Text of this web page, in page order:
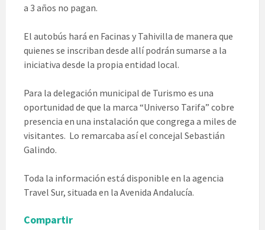
a 3 años no pagan.
El autobús hará en Facinas y Tahivilla de manera que
quienes se inscriban desde allí podrán sumarse a la
iniciativa desde la propia entidad local.
Para la delegación municipal de Turismo es una
oportunidad de que la marca “Universo Tarifa” cobre
presencia en una instalación que congrega a miles de
visitantes. Lo remarcaba así el concejal Sebastián
Galindo.
Toda la información está disponible en la agencia
Travel Sur, situada en la Avenida Andalucía.
Compartir